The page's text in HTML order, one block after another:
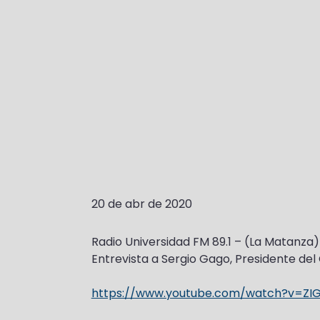
20 de abr de 2020
Radio Universidad FM 89.1 – (La Matanza)
Entrevista a Sergio Gago, Presidente
https://www.youtube.com/